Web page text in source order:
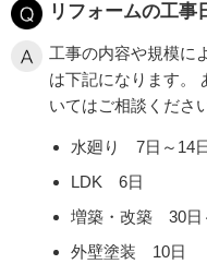
リフォームの工事
工事の内容や規模に
は下記になります。
いてはご相談くださ
水廻り 7日～14
LDK 6日
増築・改築 30日
外壁塗装 10日